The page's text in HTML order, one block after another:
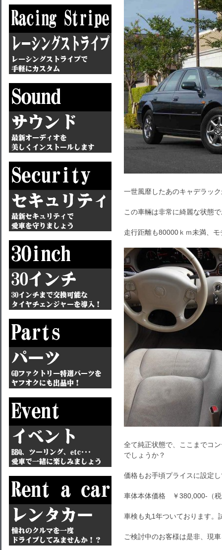
一世風靡したあのキャデラッ
この車輛は非常に綺麗な状態
走行距離も80000ｋｍ未満、
全て純正状態で、ここまでコ
でしょうか？
価格もお手頃プライスに設定
車体本体価格 ￥380,000-（
車検も丸1年ついております。
ご検討中のお客様は是非、現